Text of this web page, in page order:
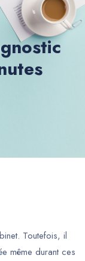
Toutefois, il
même durant ces